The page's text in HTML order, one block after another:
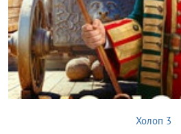
Холоп 3